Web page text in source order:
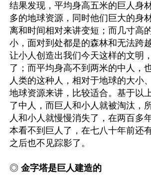
结果发现，平均身高五米的巨人身
多的地球资源，同时他们巨大的身
离和时间相对来讲变短；而几寸高
小，面对到处都是的森林和无法跨
让小人创造出我们今天这样的文明
了；而平均身高不到两米的中人，
人类的这种人，相对于地球的大小
地球资源来讲，比较适合。基于以
了中人，而巨人和小人就被淘汰，
人和小人就慢慢消失了，在两百多
本看不到巨人了，在七八十年前还
之后也不见踪影了。
◎ 金字塔是巨人建造的